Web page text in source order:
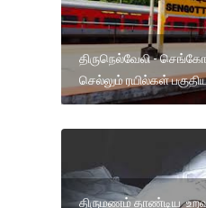
திருநெல்வேலி -
செல்லும் ரயில்கள்
திருமணம் தாண்டிய